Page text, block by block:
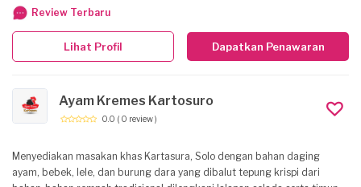
Review Terbaru
Dapatkan Penawaran
Lihat Profil
Ayam Kremes Kartosuro
0.0 ( 0 review )
Menyediakan masakan khas Kartasura, Solo dengan bahan daging
ayam, bebek, lele, dan burung dara yang dibalut tepung krispi dari